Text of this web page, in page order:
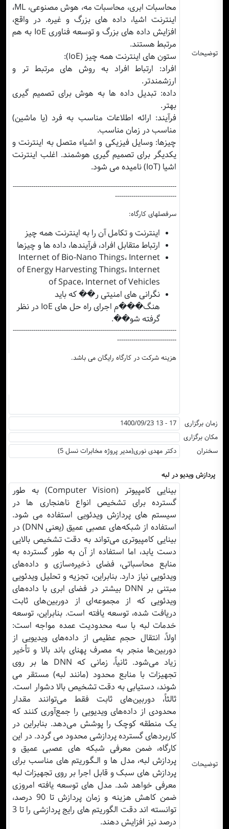
توضیحات
محاسبات ابری، محاسبات مه، هوش مصنوعی، ML،
اینترنت اشیا، داده های بزرگ و غیره. در واقع،
افزایش داده های بزرگ و توسعه فناوری IoE به هم
مرتبط هستند.
ستون های اینترنت همه چیز (IoE):
افراد: ارتباط افراد به روش های مرتبط تر و
ارزشمندتر.
داده: تبدیل داده ها به هوش برای تصمیم گیری
بهتر.
فرآیند: ارائه اطلاعات مناسب به فرد (یا ماشین)
مناسب در زمان مناسب.
چیزها: وسایل فیزیکی و اشیاء متصل به اینترنت و
یکدیگر برای تصمیم گیری هوشمند. اغلب اینترنت
اشیا (IoT) نامیده می شود.
--------------------------------------------------------------------------------
------------------------------
سرفصلهای کارگاه:
اینترنت و تکامل آن را به اینترنت همه چیز
ارتباط متقابل افراد، فرآیندها، داده ها و چیزها
Internet of Bio-Nano Things، Internet
of Energy Harvesting Things، Internet
of Space، Internet of Vehicles
نگرانی های امنیتی ر�� که باید
هنگ���م اجرای راه حل های IoE در نظر
گرفته شو��.
--------------------------------------------------------------------------------
-----------------------------
هزینه شرکت در کارگاه رایگان می باشد.
زمان برگزاری
1400/09/23 13 - 17
مکان برگزاری
سخنران
دکتر مهدی نوری(مدیر پروژه مخابرات نسل 5)
پردازش ویدیو در لبه
توضیحات
بینایی کامپیوتر (Computer Vision) به طور
گسترده برای تشخیص انواع ناهنجاری ها در
سیستم های پردازش ویدئویی استفاده می شود.
استفاده از شبکه‌های عصبی عمیق (یعنی DNN) در
بینایی کامپیوتری می‌تواند به دقت تشخیص بالایی
دست یابد، اما استفاده از آن به طور گسترده به
منابع محاسباتی، فضای ذخیره‌سازی و داده‌های
ویدئویی نیاز دارد. بنابراین، تجزیه و تحلیل ویدئویی
مبتنی بر DNN بیشتر در فضای ابری با داده‌های
ویدئویی که از مجموعه‌ای از دوربین‌های ثابت
دریافت شده، توسعه یافته است. بنابراین، توسعه
خدمات لبه با سه محدودیت عمده مواجه است:
اولاً، انتقال حجم عظیمی از داده‌های ویدیویی از
دوربین‌ها منجر به مصرف پهنای باند بالا و تأخیر
زیاد می‌شود. ثانیاً، زمانی که DNN ها بر روی
تجهیزات با منابع محدود (مانند لبه) مستقر می
شوند، دستیابی به دقت تشخیص بالا دشوار است.
ثالثاً، دوربین‌های ثابت فقط می‌توانند مقدار
محدودی از داده‌های ویدیویی را جمع‌آوری کنند که
یک منطقه کوچک را پوشش می‌دهد. بنابراین در
کاربردهای گسترده پردازشی محدود می گردد. در این
کارگاه، ضمن معرفی شبکه های عصبی عمیق و
پردازش لبه، مدل ها و الــگـوریتم های مناسب برای
پردازش های سبک و قابل اجرا بر روی تجهیزات لبه
معرفی خواهد شد. مدل های توسعه یافته امروزی
ضمن کاهش هزینه و زمان پردازش تا 90 درصد،
توانسته اند دقت الگوریتم های رایج پردازشی را تا 3
درصد نیز افزایش دهند.